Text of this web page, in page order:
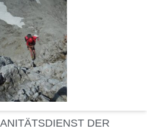
DER